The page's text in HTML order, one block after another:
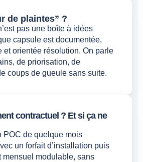
de plaintes” ?
pas une boîte à idées
capsule est documentée,
et orientée résolution. On parle
de priorisation, de
coups de gueule sans suite.
contractuel ? Et si ça ne
POC de quelque mois
un forfait d’installation puis
mensuel modulable, sans